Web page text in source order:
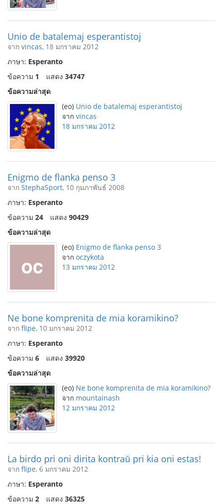
Unio de batalemaj esperantistoj
จาก vincas, 18 มกราคม 2012
ภาษา: Esperanto
ข้อความ 1 แสดง 34747
ข้อความล่าสุด
(eo) Unio de batalemaj esperantistoj
จาก vincas
18 มกราคม 2012
Enigmo de flanka penso 3
จาก StephaSport, 10 กุมภาพันธ์ 2008
ภาษา: Esperanto
ข้อความ 24 แสดง 90429
ข้อความล่าสุด
(eo) Enigmo de flanka penso 3
จาก oczykota
13 มกราคม 2012
Ne bone komprenita de mia koramikino?
จาก flipe, 10 มกราคม 2012
ภาษา: Esperanto
ข้อความ 6 แสดง 39920
ข้อความล่าสุด
(eo) Ne bone komprenita de mia koramikino?
จาก mountainash
12 มกราคม 2012
La birdo pri oni dirita kontraŭ pri kia oni estas!
จาก flipe, 6 มกราคม 2012
ภาษา: Esperanto
ข้อความ 2 แสดง 36325